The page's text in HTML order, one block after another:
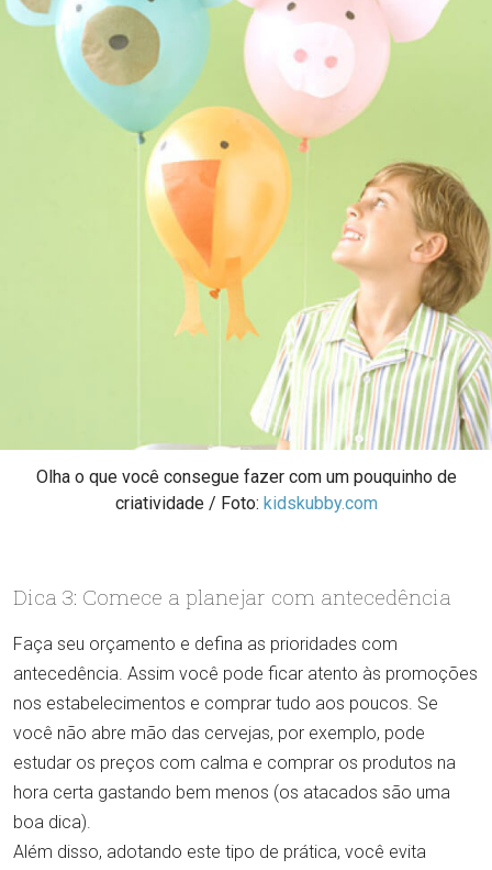
Olha o que você consegue fazer com um pouquinho de
criatividade / Foto: kidskubby.com
Dica 3: Comece a planejar com antecedência
Faça seu orçamento e defina as prioridades com
antecedência. Assim você pode ficar atento às promoções
nos estabelecimentos e comprar tudo aos poucos. Se
você não abre mão das cervejas, por exemplo, pode
estudar os preços com calma e comprar os produtos na
hora certa gastando bem menos (os atacados são uma
boa dica).
Além disso, adotando este tipo de prática, você evita